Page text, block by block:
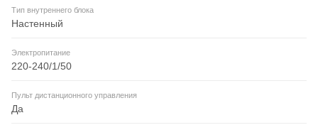
Тип внутреннего блока
Настенный
Электропитание
220-240/1/50
Пульт дистанционного управления
Да